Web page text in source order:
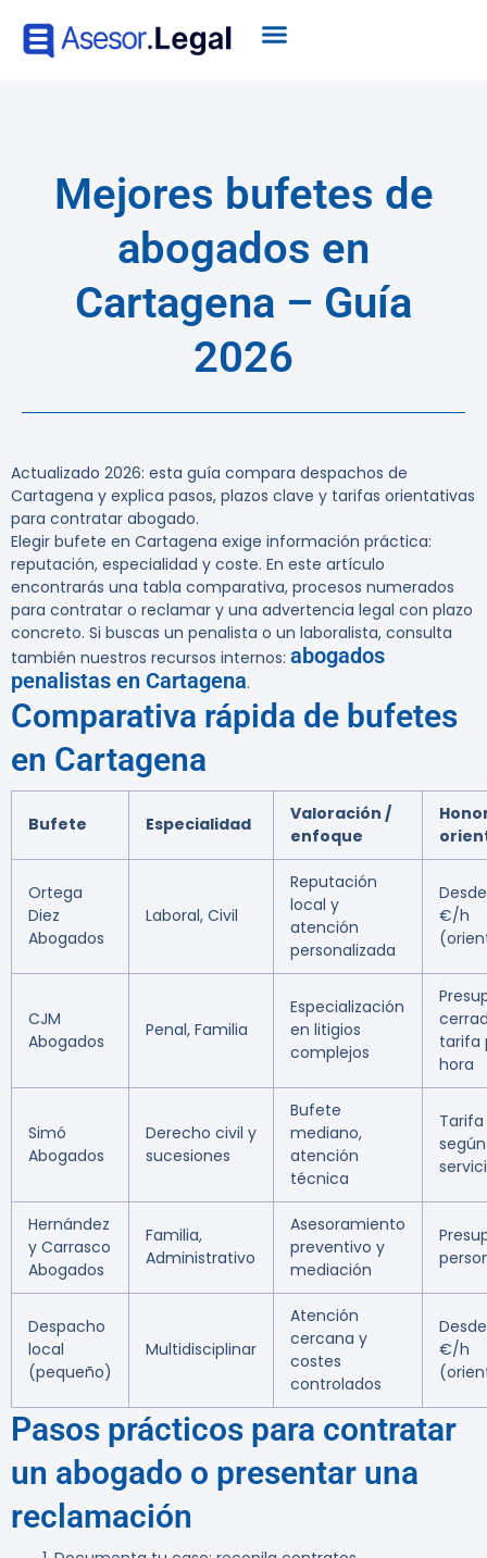
Mejores bufetes de
abogados en
Cartagena – Guía
2026
Actualizado 2026: esta guía compara despachos de
Cartagena y explica pasos, plazos clave y tarifas orientativas
para contratar abogado.
Elegir bufete en Cartagena exige información práctica:
reputación, especialidad y coste. En este artículo
encontrarás una tabla comparativa, procesos numerados
para contratar o reclamar y una advertencia legal con plazo
concreto. Si buscas un penalista o un laboralista, consulta
también nuestros recursos internos: abogados
penalistas en Cartagena.
Comparativa rápida de bufetes
en Cartagena
Bufete Especialidad
Valoración /
enfoque
Ortega
Diez
Abogados
Laboral, Civil
Reputación
local y
atención
personalizada
€/h
CJM
Abogados
Penal, Familia
Especialización
en litigios
complejos
tarifa
hora
Simó
Abogados
Derecho civil y
sucesiones
Bufete
mediano,
atención
técnica
según
Hernández
y Carrasco
Abogados
Familia,
Administrativo
Asesoramiento
preventivo y
mediación
Despacho
local
(pequeño)
Multidisciplinar
Atención
cercana y
costes
controlados
€/h
Pasos prácticos para contratar
un abogado o presentar una
reclamación